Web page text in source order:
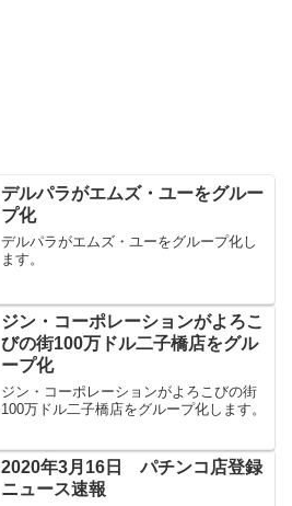
デルパラがエムズ・ユーをグルー
プ化
デルパラがエムズ・ユーをグループ化し
ます。
ジン・コーポレーションがよろこ
びの街100万ドル二子橋店をグル
ープ化
ジン・コーポレーションがよろこびの街
100万ドル二子橋店をグループ化します。
2020年3月16日 パチンコ店登録
ニュース速報